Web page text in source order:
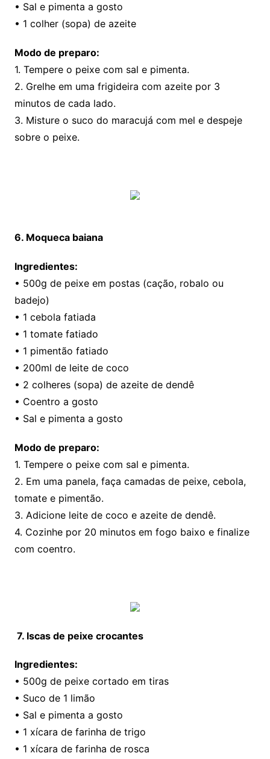
• Sal e pimenta a gosto
• 1 colher (sopa) de azeite
Modo de preparo:
1. Tempere o peixe com sal e pimenta.
2. Grelhe em uma frigideira com azeite por 3
minutos de cada lado.
3. Misture o suco do maracujá com mel e despeje
sobre o peixe.
6. Moqueca baiana
Ingredientes:
• 500g de peixe em postas (cação, robalo ou
badejo)
• 1 cebola fatiada
• 1 tomate fatiado
• 1 pimentão fatiado
• 200ml de leite de coco
• 2 colheres (sopa) de azeite de dendê
• Coentro a gosto
• Sal e pimenta a gosto
Modo de preparo:
1. Tempere o peixe com sal e pimenta.
2. Em uma panela, faça camadas de peixe, cebola,
tomate e pimentão.
3. Adicione leite de coco e azeite de dendê.
4. Cozinhe por 20 minutos em fogo baixo e finalize
com coentro.
7. Iscas de peixe crocantes
Ingredientes:
• 500g de peixe cortado em tiras
• Suco de 1 limão
• Sal e pimenta a gosto
• 1 xícara de farinha de trigo
• 1 xícara de farinha de rosca